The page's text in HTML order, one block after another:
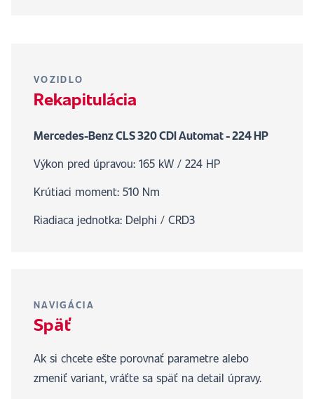
VOZIDLO
Rekapitulácia
Mercedes-Benz CLS 320 CDI Automat - 224 HP
Výkon pred úpravou: 165 kW / 224 HP
Krútiaci moment: 510 Nm
Riadiaca jednotka: Delphi / CRD3
NAVIGÁCIA
Späť
Ak si chcete ešte porovnať parametre alebo
zmeniť variant, vráťte sa späť na detail úpravy.